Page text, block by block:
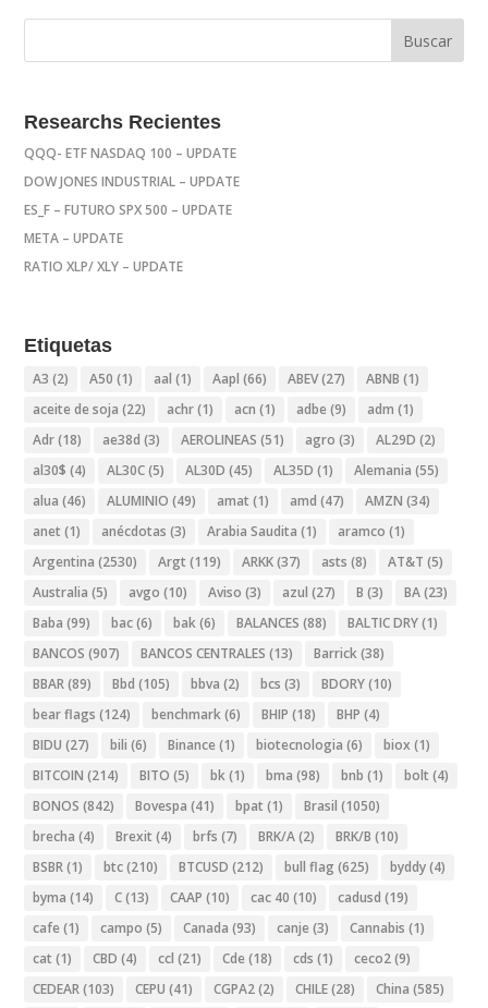
Researchs Recientes
QQQ- ETF NASDAQ 100 – UPDATE
DOW JONES INDUSTRIAL – UPDATE
ES_F – FUTURO SPX 500 – UPDATE
META – UPDATE
RATIO XLP/ XLY – UPDATE
Etiquetas
A3 (2) A50 (1) aal (1) Aapl (66) ABEV(27) ABNB (1)
aceite de soja (22) achr(1) acn (1) adbe (9) adm (1)
Adr(18) ae38d (3) AEROLINEAS (51) agro (3) AL29D (2)
al30$ (4) AL30C(5) AL30D (45) AL35D (1) Alemania (55)
alua (46) ALUMINIO (49) amat (1) amd (47) AMZN (34)
anet (1) anécdotas (3) Arabia Saudita (1) aramco (1)
Argentina (2530) Argt (119) ARKK(37) asts (8) AT&T (5)
Australia (5) avgo (10) Aviso (3) azul (27) B (3) BA(23)
Baba (99) bac(6) bak(6) BALANCES (88) BALTIC DRY(1)
BANCOS (907) BANCOS CENTRALES (13) Barrick(38)
BBAR(89) Bbd (105) bbva (2) bcs (3) BDORY(10)
bear flags (124) benchmark(6) BHIP (18) BHP (4)
BIDU (27) bili (6) Binance (1) biotecnologia (6) biox (1)
BITCOIN (214) BITO (5) bk(1) bma (98) bnb (1) bolt (4)
BONOS (842) Bovespa (41) bpat (1) Brasil (1050)
brecha (4) Brexit (4) brfs (7) BRK/A(2) BRK/B (10)
BSBR(1) btc(210) BTCUSD (212) bull flag (625) byddy(4)
byma (14) C(13) CAAP (10) cac 40 (10) cadusd (19)
cafe (1) campo (5) Canada (93) canje (3) Cannabis (1)
cat (1) CBD (4) ccl (21) Cde (18) cds (1) ceco2(9)
CEDEAR(103) CEPU (41) CGPA2(2) CHILE(28) China (585)